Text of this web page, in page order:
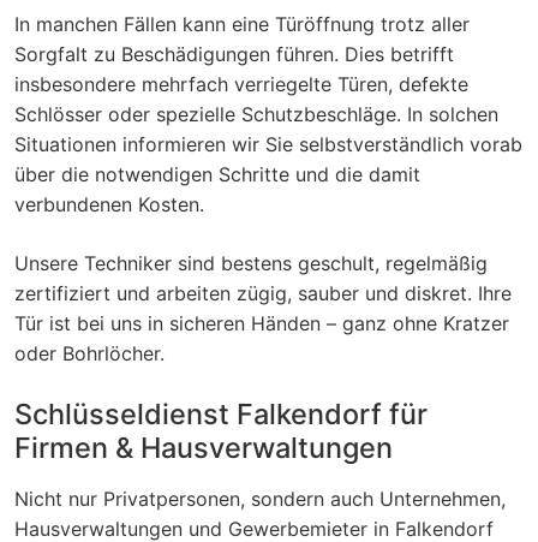
In manchen Fällen kann eine Türöffnung trotz aller
Sorgfalt zu Beschädigungen führen. Dies betrifft
insbesondere mehrfach verriegelte Türen, defekte
Schlösser oder spezielle Schutzbeschläge. In solchen
Situationen informieren wir Sie selbstverständlich vorab
über die notwendigen Schritte und die damit
verbundenen Kosten.
Unsere Techniker sind bestens geschult, regelmäßig
zertifiziert und arbeiten zügig, sauber und diskret. Ihre
Tür ist bei uns in sicheren Händen – ganz ohne Kratzer
oder Bohrlöcher.
Schlüsseldienst Falkendorf für
Firmen & Hausverwaltungen
Nicht nur Privatpersonen, sondern auch Unternehmen,
Hausverwaltungen und Gewerbemieter in Falkendorf